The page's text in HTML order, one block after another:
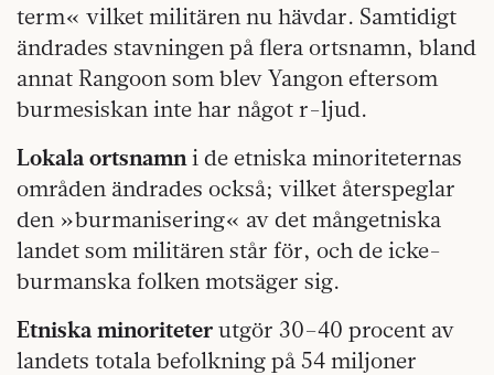
term« vilket militären nu hävdar. Samtidigt
ändrades stavningen på flera ortsnamn, bland
annat Rangoon som blev Yangon eftersom
burmesiskan inte har något r-ljud.
Lokala ortsnamn i de etniska minoriteternas
områden ändrades också; vilket återspeglar
den »burmanisering« av det mångetniska
landet som militären står för, och de icke-
burmanska folken motsäger sig.
Etniska minoriteter utgör 30–40 procent av
landets totala befolkning på 54 miljoner